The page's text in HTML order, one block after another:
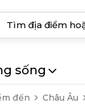
sống
đến Châu Âu